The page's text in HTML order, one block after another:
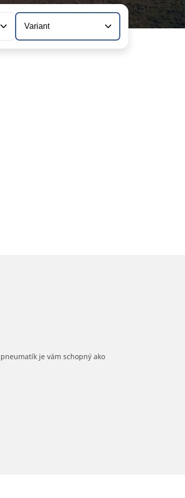
Variant
je vám schopný ako